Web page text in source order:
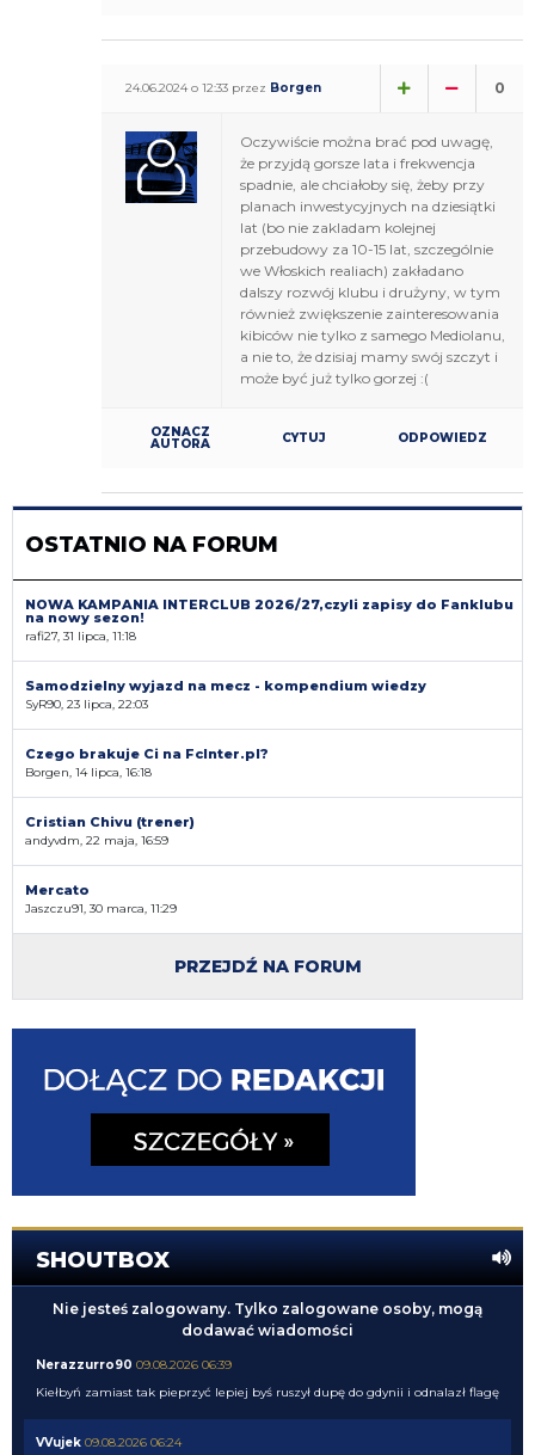
24.06.2024 o 12:33 przez Borgen 0
Oczywiście można brać pod uwagę,
że przyjdą gorsze lata i frekwencja
spadnie, ale chciałoby się, żeby przy
planach inwestycyjnych na dziesiątki
lat (bo nie zakladam kolejnej
przebudowy za 10-15 lat, szczególnie
we Włoskich realiach) zakładano
dalszy rozwój klubu i drużyny, w tym
również zwiększenie zainteresowania
kibiców nie tylko z samego Mediolanu,
a nie to, że dzisiaj mamy swój szczyt i
może być już tylko gorzej :(
OZNACZ
AUTORA CYTUJ ODPOWIEDZ
OSTATNIO NA FORUM
NOWA KAMPANIA INTERCLUB 2026/27,czyli zapisy do Fanklubu
na nowy sezon!
rafi27, 31 lipca, 11:18
Samodzielny wyjazd na mecz - kompendium wiedzy
SyR90, 23 lipca, 22:03
Czego brakuje Ci na FcInter.pl?
Borgen, 14 lipca, 16:18
Cristian Chivu (trener)
andyvdm, 22 maja, 16:59
Mercato
Jaszczu91, 30 marca, 11:29
PRZEJDŹ NA FORUM
SHOUTBOX
Nie jesteś zalogowany. Tylko zalogowane osoby, mogą
dodawać wiadomości
Nerazzurro90 09.08.2026 06:39
Kiełbyń zamiast tak pieprzyć lepiej byś ruszył dupę do gdynii i odnalazł flagę
VVujek 09.08.2026 06:24